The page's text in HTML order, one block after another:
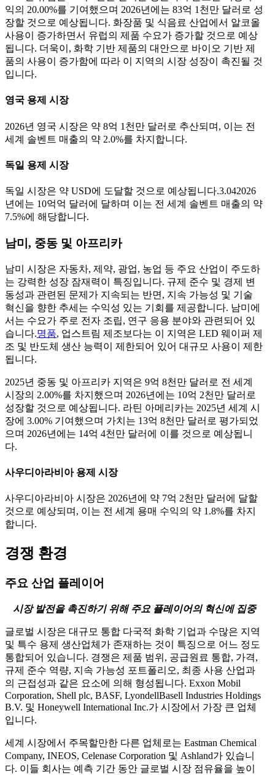
익의 20.00%를 기여했으며 2026년에는 83억 1천만 달러로 성
장할 것으로 예상됩니다. 화장품 및 식음료 산업에서 알코올
사용이 증가하면서 유럽의 제품 수요가 증가할 것으로 예상
됩니다. 더욱이, 화학 기반 제품의 대안으로 바이오 기반 제
품의 사용이 증가함에 따라 이 지역의 시장 성장이 촉진될 것
입니다.
영국 용제 시장
2026년 영국 시장은 약 8억 1천만 달러로 추산되며, 이는 전
세계 솔벤트 매출의 약 2.0%를 차지합니다.
독일 용제 시장
독일 시장은 약 USD에 도달할 것으로 예상됩니다.3.042026
년에는 10억억 달러에 달하며 이는 전 세계 솔벤트 매출의 약
7.5%에 해당합니다.
남미, 중동 및 아프리카
남미 시장은 자동차, 제약, 광업, 농업 등 주요 산업이 주도하
는 강력한 성장 잠재력이 특징입니다. 규제 준수 및 경제 변
동성과 관련된 문제가 지속되는 반면, 지속 가능성 및 기술
혁신을 향한 추세는 수익성 있는 기회를 제공합니다. 남미에
서는 수요가 주로 전자 조립, 연구 응용 분야와 관련되어 있
습니다.명품, 업스트림 제조보다는 이 지역은 LED 웨이퍼 제
조 및 반도체 생산 능력이 제한되어 있어 대규모 사용이 제한
됩니다.
2025년 중동 및 아프리카 지역은 9억 8천만 달러로 전 세계
시장의 2.00%를 차지했으며 2026년에는 10억 2천만 달러로
성장할 것으로 예상됩니다. 라틴 아메리카는 2025년 세계 시
장에 3.00% 기여했으며 가치는 13억 8천만 달러로 평가되었
으며 2026년에는 14억 4천만 달러에 이를 것으로 예상됩니
다.
사우디아라비아 용제 시장
사우디아라비아 시장은 2026년에 약 7억 2천만 달러에 달할
것으로 예상되며, 이는 전 세계 용매 수익의 약 1.8%를 차지
합니다.
경쟁 환경
주요 산업 플레이어
시장 발전을 촉진하기 위해 주요 플레이어의 혁신에 집중
글로벌 시장은 대규모 통합 다국적 화학 기업과 수많은 지역
및 특수 용제 생산업체가 존재하는 것이 특징으로 어느 정도
통합되어 있습니다. 경쟁은 제품 범위, 공급원료 통합, 가격,
규제 준수 역량, 지속 가능성 포트폴리오, 최종 사용 산업과
의 근접성과 같은 요소에 의해 형성됩니다. Exxon Mobil
Corporation, Shell plc, BASF, LyondellBasell Industries Holdings
B.V. 및 Honeywell International Inc.가 시장에서 가장 큰 업체
입니다.
세계 시장에서 주목할만한 다른 업체로는 Eastman Chemical
Company, INEOS, Celenase Corporation 및 Ashland가 있습니
다. 이들 회사는 예측 기간 동안 글로벌 시장 점유율을 높이